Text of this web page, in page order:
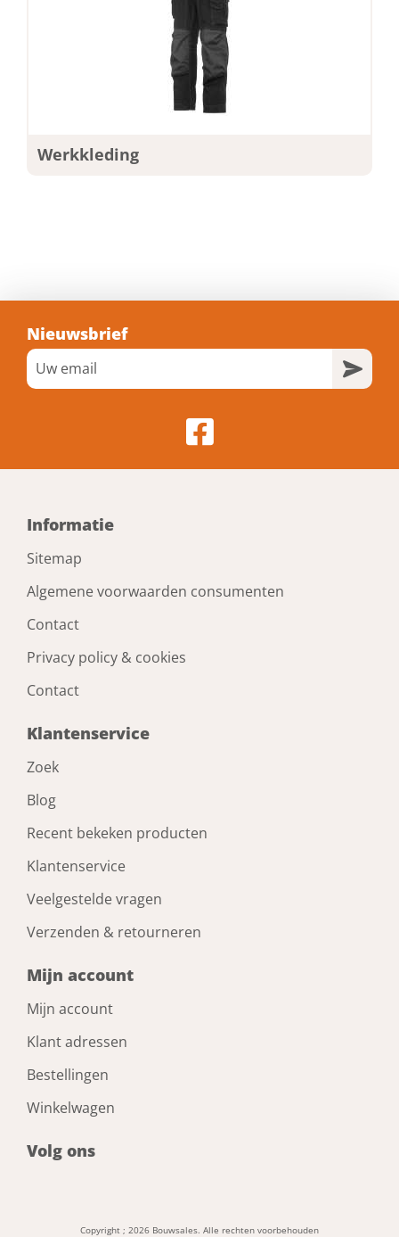
Werkkleding
Nieuwsbrief
Informatie
Sitemap
Algemene voorwaarden consumenten
Contact
Privacy policy & cookies
Contact
Klantenservice
Zoek
Blog
Recent bekeken producten
Klantenservice
Veelgestelde vragen
Verzenden & retourneren
Mijn account
Mijn account
Klant adressen
Bestellingen
Winkelwagen
Volg ons
Copyright ; 2026 Bouwsales. Alle rechten voorbehouden